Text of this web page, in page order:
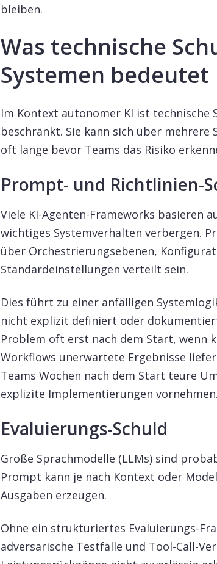
bleiben.
Was technische
Systemen bedeutet
Im Kontext autonomer KI ist technische
beschränkt. Sie kann sich über mehrere
oft lange bevor Teams das Risiko
Prompt- und Richtlinien-
Viele KI-Agenten-Frameworks basieren
wichtiges Systemverhalten verbergen.
über Orchestrierungsebenen,
Standardeinstellungen verteilt sein.
Dies führt zu einer anfälligen
nicht explizit definiert oder
Problem oft erst nach dem Start, wenn
Workflows unerwartete Ergebnisse
Teams Wochen nach dem Start teure
explizite Implementierungen vornehmen.
Evaluierungs-Schuld
Große Sprachmodelle (LLMs) sind
Prompt kann je nach Kontext oder
Ausgaben erzeugen.
Ohne ein strukturiertes Evaluierungs-
adversarische Testfälle und Tool-Call-